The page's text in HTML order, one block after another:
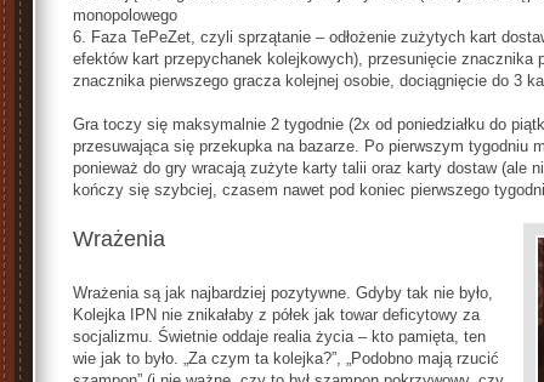
monopolowego
6. Faza TePeZet, czyli sprzątanie – odłożenie zużytych kart
efektów kart przepychanek kolejkowych), przesunięcie znacznika
znacznika pierwszego gracza kolejnej osobie, dociągnięcie do 3
Gra toczy się maksymalnie 2 tygodnie (2x od poniedziałku do
przesuwająca się przekupka na bazarze. Po pierwszym tygodniu
ponieważ do gry wracają zużyte karty talii oraz karty dostaw (ale
kończy się szybciej, czasem nawet pod koniec pierwszego
Wrażenia
Wrażenia są jak najbardziej pozytywne. Gdyby tak nie było,
Kolejka IPN nie znikałaby z półek jak towar deficytowy za
socjalizmu. Świetnie oddaje realia życia – kto pamięta, ten
wie jak to było. „Za czym ta kolejka?”, „Podobno mają rzucić